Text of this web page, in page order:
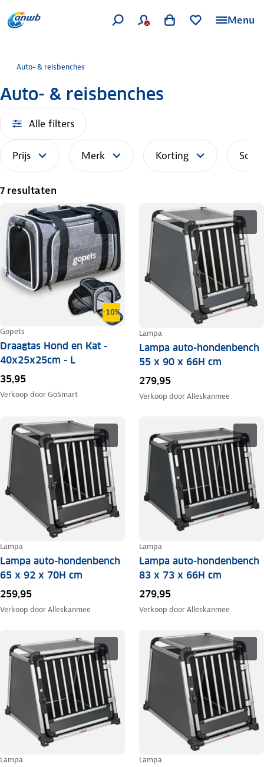
Menu
Auto- & reisbenches
Auto- & reisbenches
Alle filters
Prijs Merk Korting
7 resultaten
-10%
Gopets
Draagtas Hond en Kat -
40x25x25cm - L
35,95
Verkoop doorGoSmart
Lampa
Lampa auto-hondenbench
55 x 90 x 66H cm
279,95
Verkoop doorAlleskanmee
Lampa
Lampa auto-hondenbench
65 x 92 x 70H cm
259,95
Verkoop doorAlleskanmee
Lampa
Lampa auto-hondenbench
83 x 73 x 66H cm
279,95
Verkoop doorAlleskanmee
Lampa Lampa